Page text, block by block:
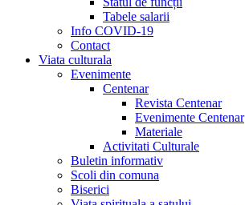
Tabele salarii
Info COVID-19
Contact
Viata culturala
Evenimente
Centenar
Revista Centenar
Evenimente Centenar
Materiale
Activitati Culturale
Buletin informativ
Scoli din comuna
Biserici